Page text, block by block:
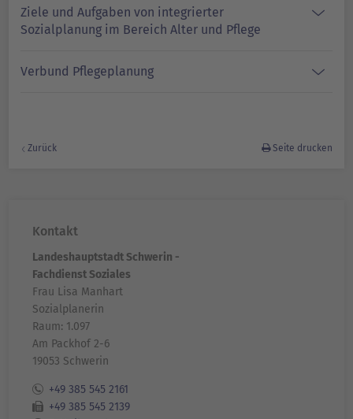
Ziele und Aufgaben von integrierter
Sozialplanung im Bereich Alter und Pflege
Verbund Pflegeplanung
Zurück Seite drucken
Kontakt
Landeshauptstadt Schwerin -
Fachdienst Soziales
Frau Lisa Manhart
Sozialplanerin
Raum: 1.097
Am Packhof 2-6
19053 Schwerin
+49 385 545 2161
+49 385 545 2139